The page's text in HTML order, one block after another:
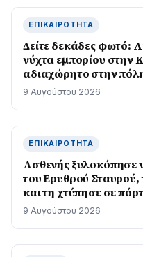
ΕΠΙΚΑΙΡΌΤΗΤΑ
Δείτε δεκάδες φωτό:
νύχτα εμπορίου στην
αδιαχώρητο στην
9 Αυγούστου 2026
ΕΠΙΚΑΙΡΌΤΗΤΑ
Ασθενής ξυλοκόπησε
του Ερυθρού
και τη χτύπησε σε
ΠΟΕΔΗΝ
9 Αυγούστου 2026